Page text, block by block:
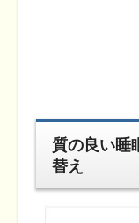
質の良い睡
替え